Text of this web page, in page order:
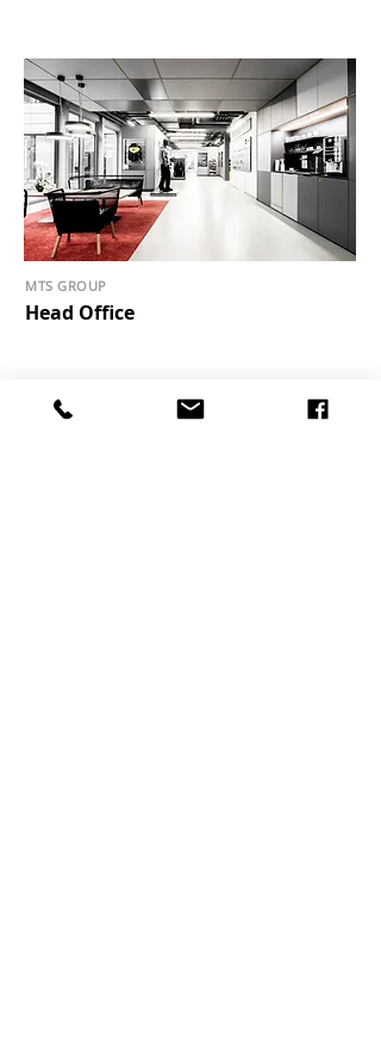
Head Office
MTS GROUP